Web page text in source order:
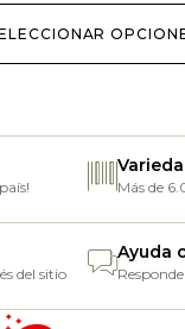
Más de
del sitio
Ayuda